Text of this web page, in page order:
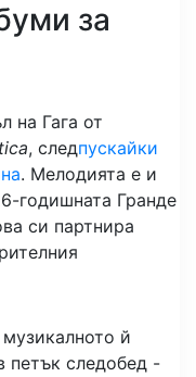
за
на Гага от
, следпускайки
. Мелодията е и
годишната Гранде
си партнира
й
петък следобед -